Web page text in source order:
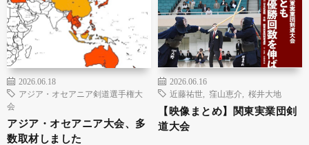
2026.06.18
アジア・オセアニア剣道選手権大
会
アジア・オセアニア大会、多
数取材しました
2026.06.16
近藤祐世
窪山恵介 桜井大地
【映像まとめ】関東実業団剣
道大会